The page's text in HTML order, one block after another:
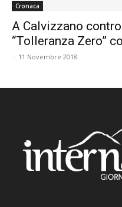
Cronaca
A Calvizzano
“Tolleranza Zero”
- 11 Novembre 2018